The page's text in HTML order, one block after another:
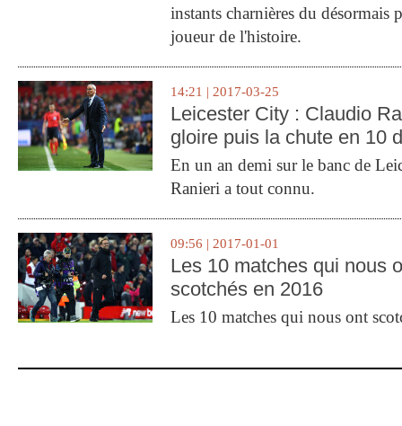
instants charnières du désormais
joueur de l'histoire.
14:21 | 2017-03-25
Leicester City : Claudio
gloire puis la chute en 10
En un an demi sur le banc de
Ranieri a tout connu.
09:56 | 2017-01-01
Les 10 matches qui nous
scotchés en 2016
Les 10 matches qui nous ont